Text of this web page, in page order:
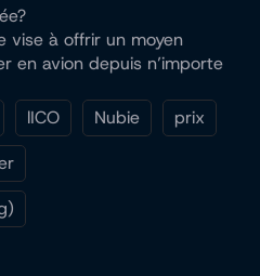
vise à offrir un moyen
en avion depuis n’importe
lICO Nubie
prix